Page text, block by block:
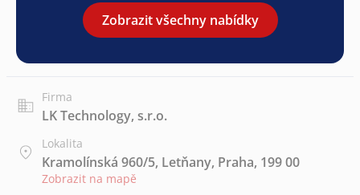
Zobrazit všechny nabídky
Firma
LK Technology, s.r.o.
Lokalita
Kramolínská 960/5, Letňany, Praha, 199 00
Zobrazit na mapě